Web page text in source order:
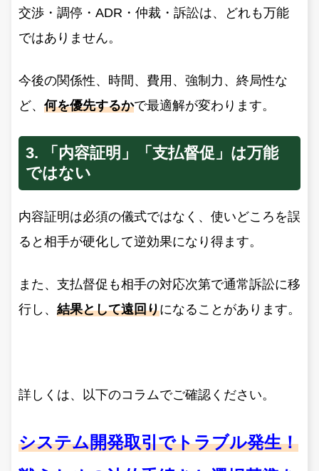
交渉・調停・ADR・仲裁・訴訟は、どれも万能
ではありません。
今後の関係性、時間、費用、強制力、終局性な
ど、 何を優先するかで最適解が変わります。
3. 「内容証明」「支払督促」は万能
ではない
内容証明は必須の儀式ではなく、使いどころを誤
ると相手が硬化して逆効果になり得ます。
また、支払督促も相手の対応次第で通常訴訟に移
行し、 結果として遠回りになることがあります。
詳しくは、以下のコラムでご確認ください。
システム開発取引でトラブル発生！